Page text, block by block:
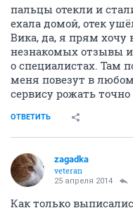
пальцы отекли и
ехала домой, отек
Вика, да, я прям хочу
незнакомых отзывы
о специалистах. Там
меня повезут в
сервису рожать точно
ОТВЕТИТЬ
zagadka
veteran
25 апреля 2014
Как только